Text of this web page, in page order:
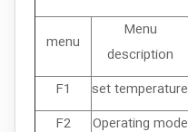
menu
Menu
description
F1
set temperature
F2
Operating mode